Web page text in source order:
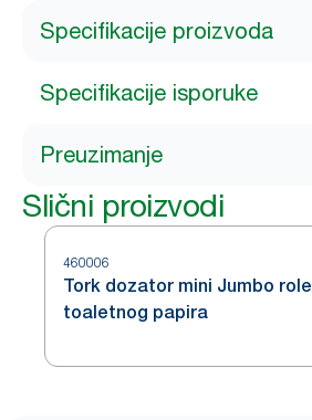
Specifikacije proizvoda
Specifikacije isporuke
Preuzimanje
Slični proizvodi
460006
Tork dozator mini Jumbo role
toaletnog papira